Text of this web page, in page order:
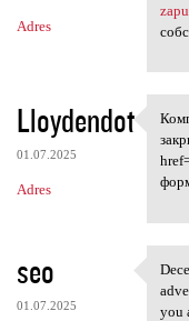
Adres
Lloydendot
01.07.2025
Adres
seo
01.07.2025
you